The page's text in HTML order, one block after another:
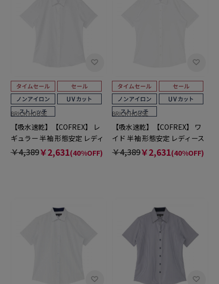
BRICK HOUSE
【吸水速乾】【COFREX】 レ
ギュラー 半袖 形態安定 レディ
ースシャツ
￥4,389￥2,631(40%OFF)
BRICK HOUSE
【吸水速乾】【COFREX】 ワ
イド 半袖 形態安定 レディース
シャツ
￥4,389￥2,631(40%OFF)